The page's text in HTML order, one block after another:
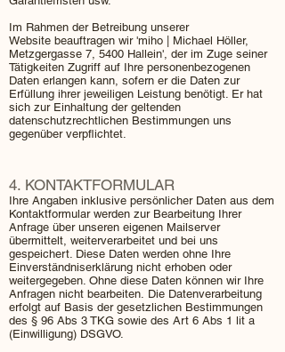
Im Rahmen der Betreibung unserer
Website beauftragen wir 'miho | Michael Höller,
Metzgergasse 7, 5400 Hallein', der im Zuge seiner
Tätigkeiten Zugriff auf Ihre personenbezogenen
Daten erlangen kann, sofern er die Daten zur
Erfüllung ihrer jeweiligen Leistung benötigt. Er hat
sich zur Einhaltung der geltenden
datenschutzrechtlichen Bestimmungen uns
gegenüber verpflichtet.
​4. KONTAKTFORMULAR​
Ihre Angaben inklusive persönlicher Daten aus dem
Kontaktformular werden zur Bearbeitung Ihrer
Anfrage über unseren eigenen Mailserver
übermittelt, weiterverarbeitet und bei uns
gespeichert. Diese Daten werden ohne Ihre
Einverständniserklärung nicht erhoben oder
weitergegeben. Ohne diese Daten können wir Ihre
Anfragen nicht bearbeiten. Die Datenverarbeitung
erfolgt auf Basis der gesetzlichen Bestimmungen
des § 96 Abs 3 TKG sowie des Art 6 Abs 1 lit a
(Einwilligung) DSGVO. ​